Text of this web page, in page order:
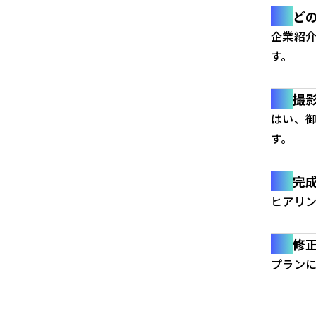
ど
企業紹
す。
撮
はい、
す。
完
ヒアリ
修
プラン